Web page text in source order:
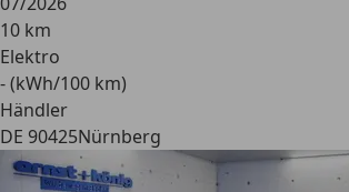
10 km
Elektro
- (kWh/100 km)
Händler
DE 90425Nürnberg